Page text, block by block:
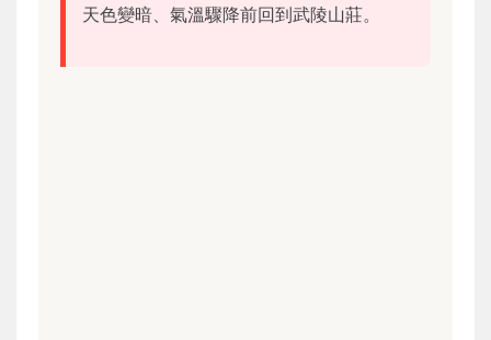
天色變暗、氣溫驟降前回到武陵山莊。